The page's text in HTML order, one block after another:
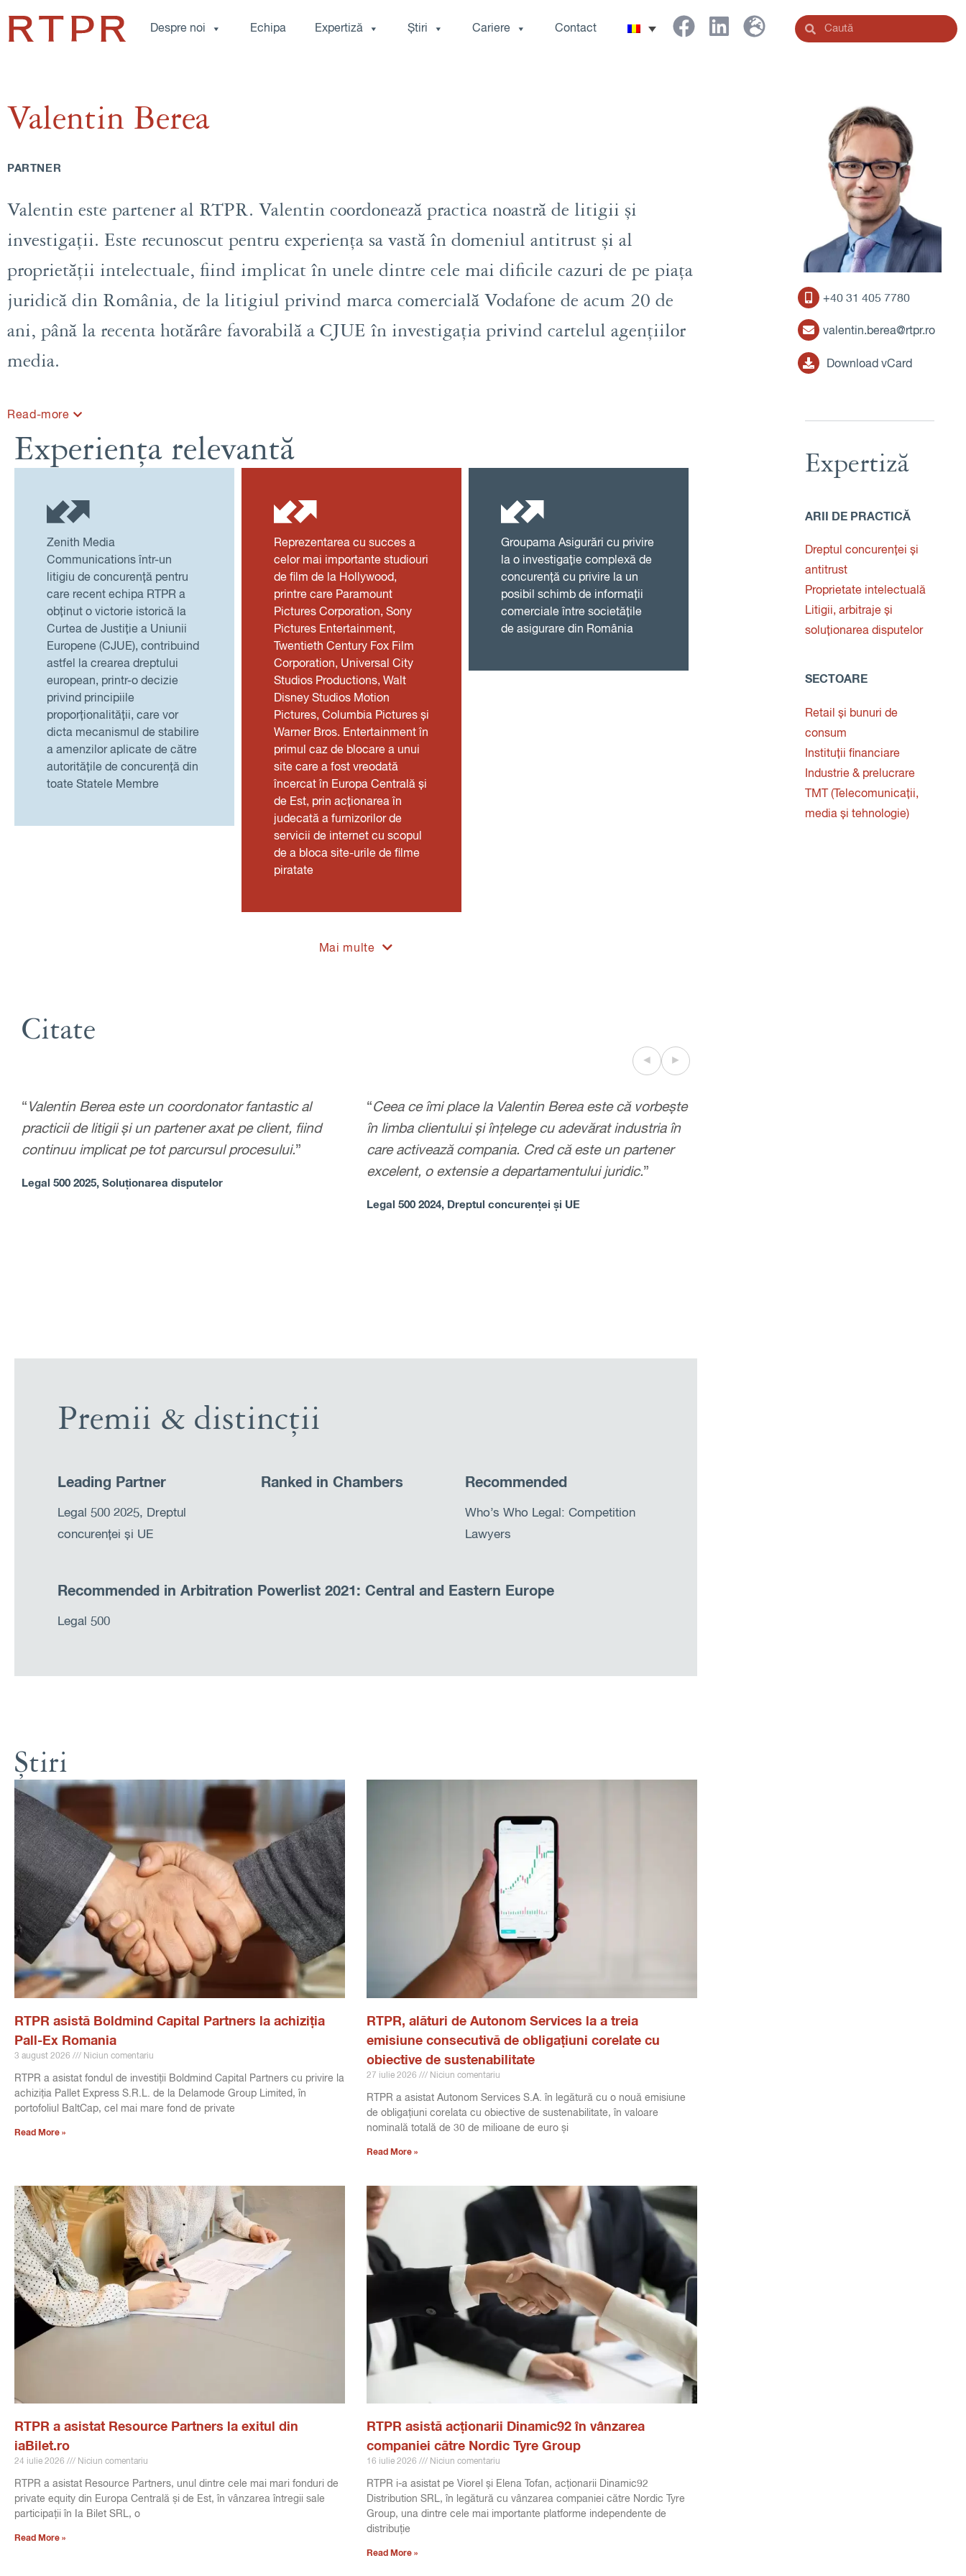
Despre noi Echipa Expertiză Știri Cariere Contact
Valentin Berea
PARTNER
Valentin este partener al RTPR. Valentin coordonează practica noastră de litigii și
investigații. Este recunoscut pentru experiența sa vastă în domeniul antitrust și al
proprietății intelectuale, fiind implicat în unele dintre cele mai dificile cazuri de pe piața
juridică din România, de la litigiul privind marca comercială Vodafone de acum 20 de
ani, până la recenta hotărâre favorabilă a CJUE în investigația privind cartelul agențiilor
media.
Read-more
Experiența relevantă
Zenith Media
Communications într-un
litigiu de concurență pentru
care recent echipa RTPR a
obținut o victorie istorică la
Curtea de Justiție a Uniunii
Europene (CJUE), contribuind
astfel la crearea dreptului
european, printr-o decizie
privind principiile
proporționalității, care vor
dicta mecanismul de stabilire
a amenzilor aplicate de către
autoritățile de concurență din
toate Statele Membre
Reprezentarea cu succes a
celor mai importante studiouri
de film de la Hollywood,
printre care Paramount
Pictures Corporation, Sony
Pictures Entertainment,
Twentieth Century Fox Film
Corporation, Universal City
Studios Productions, Walt
Disney Studios Motion
Pictures, Columbia Pictures și
Warner Bros. Entertainment în
primul caz de blocare a unui
site care a fost vreodată
încercat în Europa Centrală și
de Est, prin acționarea în
judecată a furnizorilor de
servicii de internet cu scopul
de a bloca site-urile de filme
piratate
Groupama Asigurări cu privire
la o investigație complexă de
concurență cu privire la un
posibil schimb de informații
comerciale între societățile
de asigurare din România
Mai multe
Citate
◄ ►
“ Valentin Berea este un coordonator fantastic al
practicii de litigii și un partener axat pe client, fiind
continuu implicat pe tot parcursul procesului.”
Legal 500 2025, Soluționarea disputelor
“Ceea ce îmi place la Valentin Berea este că vorbește
în limba clientului și înțelege cu adevărat industria în
care activează compania. Cred că este un partener
excelent, o extensie a departamentului juridic.”
Legal 500 2024, Dreptul concurenței și UE
Premii & distincții
Leading Partner
Legal 500 2025, Dreptul
concurenței și UE
Ranked in Chambers Recommended
Who’s Who Legal: Competition
Lawyers
Recommended in Arbitration Powerlist 2021: Central and Eastern Europe
Legal 500
Știri
RTPR asistă Boldmind Capital Partners la achiziția
Pall-Ex Romania
3 august 2026 Niciun comentariu
RTPR a asistat fondul de investiții Boldmind Capital Partners cu privire la
achiziția Pallet Express S.R.L. de la Delamode Group Limited, în
portofoliul BaltCap, cel mai mare fond de private
Read More »
RTPR, alături de Autonom Services la a treia
emisiune consecutivă de obligațiuni corelate cu
obiective de sustenabilitate
27 iulie 2026 Niciun comentariu
RTPR a asistat Autonom Services S.A. în legătură cu o nouă emisiune
de obligațiuni corelata cu obiective de sustenabilitate, în valoare
nominală totală de 30 de milioane de euro și
Read More »
RTPR a asistat Resource Partners la exitul din
iaBilet.ro
24 iulie 2026 Niciun comentariu
RTPR a asistat Resource Partners, unul dintre cele mai mari fonduri de
private equity din Europa Centrală și de Est, în vânzarea întregii sale
participații în Ia Bilet SRL, o
Read More »
RTPR asistă acționarii Dinamic92 în vânzarea
companiei către Nordic Tyre Group
16 iulie 2026 Niciun comentariu
RTPR i-a asistat pe Viorel și Elena Tofan, acționarii Dinamic92
Distribution SRL, în legătură cu vânzarea companiei către Nordic Tyre
Group, una dintre cele mai importante platforme independente de
distribuție
Read More »
+40 31 405 7780
valentin.berea@rtpr.ro
Download vCard
Expertiză
ARII DE PRACTICĂ
Dreptul concurenței și
antitrust
Proprietate intelectuală
Litigii, arbitraje și
soluționarea disputelor
SECTOARE
Retail și bunuri de
consum
Instituții financiare
Industrie & prelucrare
TMT (Telecomunicații,
media și tehnologie)